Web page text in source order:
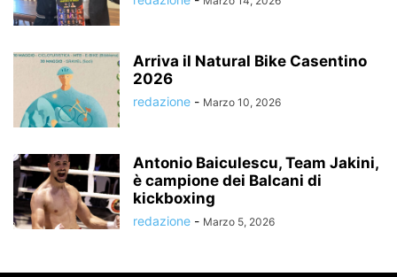
Arriva il Natural Bike Casentino
2026
redazione - Marzo 10, 2026
Antonio Baiculescu, Team Jakini,
è campione dei Balcani di
kickboxing
redazione - Marzo 5, 2026